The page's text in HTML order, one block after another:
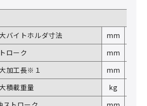
バイトホルダ寸法 mm
ローク
mm
加工長※１
mm
積載重量 kg